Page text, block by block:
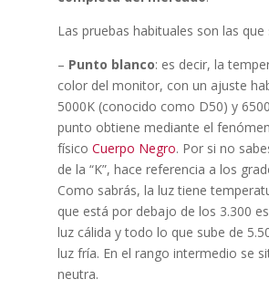
Las pruebas habituales son las que
– Punto blanco: es decir, la
color del monitor, con un ajuste
5000K (conocido como D50) y
punto obtiene mediante el
físico Cuerpo Negro. Por si no
de la “K”, hace referencia a los
Como sabrás, la luz tiene
que está por debajo de los 3.300
luz cálida y todo lo que sube de
luz fría. En el rango intermedio se
neutra.